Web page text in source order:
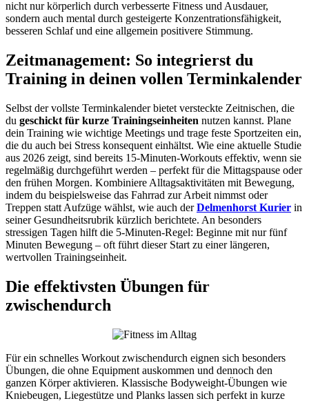
nicht nur körperlich durch verbesserte Fitness und Ausdauer,
sondern auch mental durch gesteigerte Konzentrationsfähigkeit,
besseren Schlaf und eine allgemein positivere Stimmung.
Zeitmanagement: So integrierst du
Training in deinen vollen Terminkalender
Selbst der vollste Terminkalender bietet versteckte Zeitnischen, die
du geschickt für kurze Trainingseinheiten nutzen kannst. Plane
dein Training wie wichtige Meetings und trage feste Sportzeiten ein,
die du auch bei Stress konsequent einhältst. Wie eine aktuelle Studie
aus 2026 zeigt, sind bereits 15-Minuten-Workouts effektiv, wenn sie
regelmäßig durchgeführt werden – perfekt für die Mittagspause oder
den frühen Morgen. Kombiniere Alltagsaktivitäten mit Bewegung,
indem du beispielsweise das Fahrrad zur Arbeit nimmst oder
Treppen statt Aufzüge wählst, wie auch derDelmenhorst Kurier in
seiner Gesundheitsrubrik kürzlich berichtete. An besonders
stressigen Tagen hilft die 5-Minuten-Regel: Beginne mit nur fünf
Minuten Bewegung – oft führt dieser Start zu einer längeren,
wertvollen Trainingseinheit.
Die effektivsten Übungen für
zwischendurch
Für ein schnelles Workout zwischendurch eignen sich besonders
Übungen, die ohne Equipment auskommen und dennoch den
ganzen Körper aktivieren. Klassische Bodyweight-Übungen wie
Kniebeugen, Liegestütze und Planks lassen sich perfekt in kurze